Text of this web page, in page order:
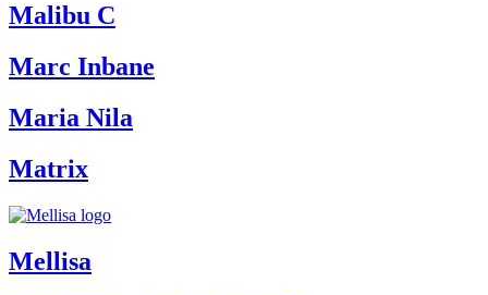
Malibu C
Marc Inbane
Maria Nila
Matrix
Mellisa